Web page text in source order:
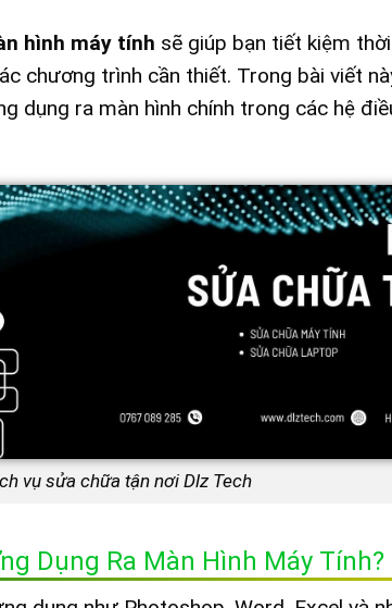
hình máy tính sẽ giúp bạn tiết kiệm
chương trình cần thiết. Trong bài viết
dụng ra màn hình chính trong các hệ
vụ sửa chữa tận nơi Dlz Tech
Dụng Ra Màn Hình Máy Tính?